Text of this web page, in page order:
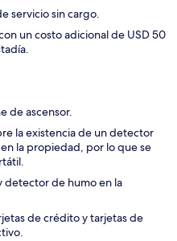
servicio sin cargo.
un costo adicional de USD 50
de ascensor.
la existencia de un detector
la propiedad, por lo que se
detector de humo en la
de crédito y tarjetas de